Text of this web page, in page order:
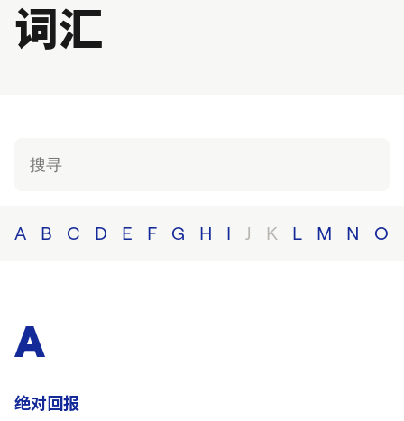
词汇
A B C D E F G H I J K L M N O
A
绝对回报